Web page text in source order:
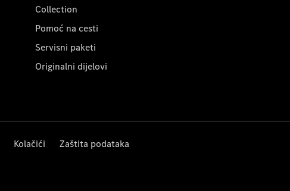
Collection
Pomoć na cesti
Servisni paketi
Originalni dijelovi
Kolačići Zaštita podataka